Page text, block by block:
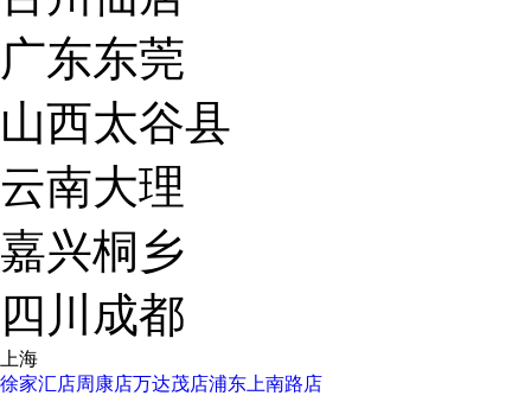
广东东莞
山西太谷县
云南大理
嘉兴桐乡
四川成都
上海
徐家汇店周康店万达茂店浦东上南路店